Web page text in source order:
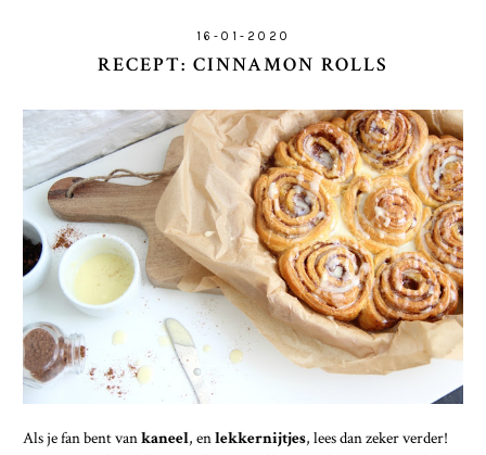
16-01-2020
RECEPT: CINNAMON ROLLS
Als je fan bent vankaneel, enlekkernijtjes, lees dan zeker verder!